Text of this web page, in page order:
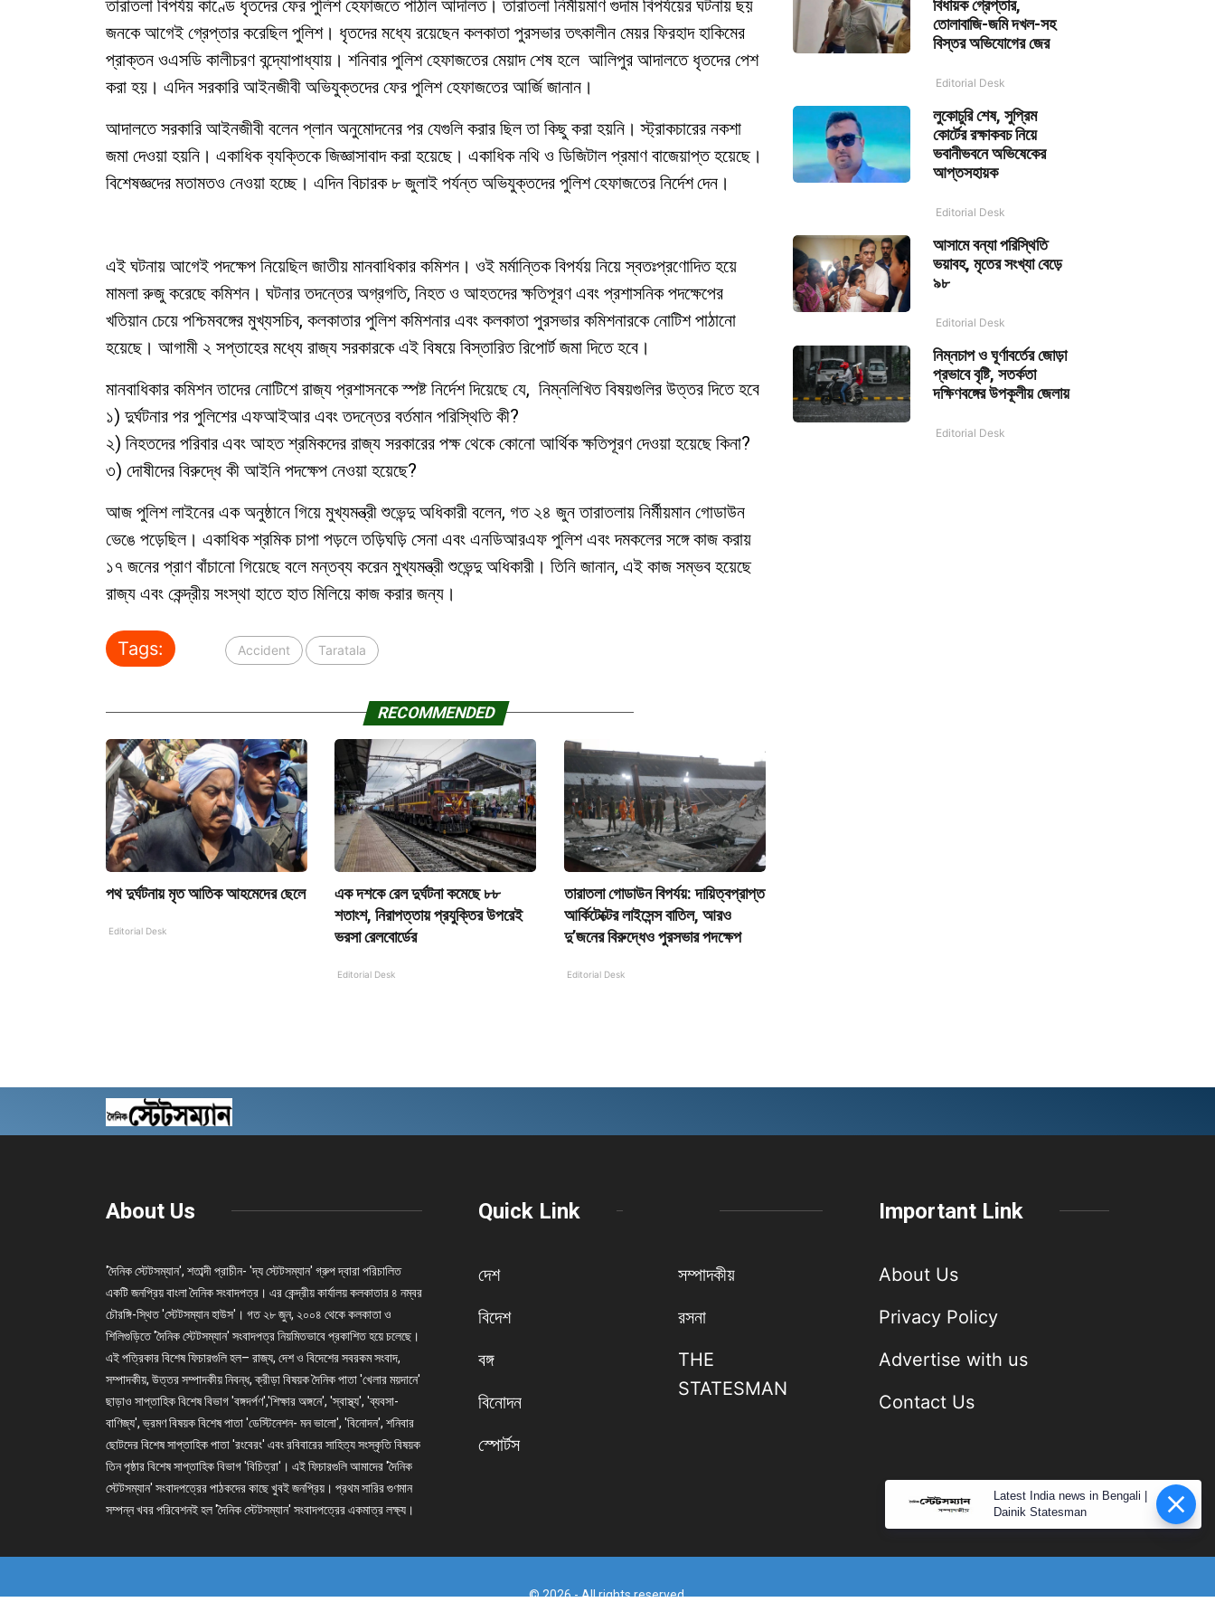
তারাতলা বিপর্যয় কাণ্ডে ধৃতদের ফের পুলিশ হেফাজতে পাঠাল আদালত। তারাতলা নির্মীয়মাণ গুদাম বিপর্যয়ের ঘটনায় ছয়
জনকে আগেই গ্রেপ্তার করেছিল পুলিশ। ধৃতদের মধ্যে রয়েছেন কলকাতা পুরসভার তৎকালীন মেয়র ফিরহাদ হাকিমের
প্রাক্তন ওএসডি কালীচরণ বন্দ্যোপাধ্যায়। শনিবার পুলিশ হেফাজতের মেয়াদ শেষ হলে আলিপুর আদালতে ধৃতদের পেশ
করা হয়। এদিন সরকারি আইনজীবী অভিযুক্তদের ফের পুলিশ হেফাজতের আর্জি জানান।
আদালতে সরকারি আইনজীবী বলেন প্লান অনুমোদনের পর যেগুলি করার ছিল তা কিছু করা হয়নি। স্ট্রাকচারের নকশা
জমা দেওয়া হয়নি। একাধিক ব‌্যক্তিকে জিজ্ঞাসাবাদ করা হয়েছে। একাধিক নথি ও ডিজিটাল প্রমাণ বাজেয়াপ্ত হয়েছে।
বিশেষজ্ঞদের মতামতও নেওয়া হচ্ছে। এদিন বিচারক ৮ জুলাই পর্যন্ত অভিযুক্তদের পুলিশ হেফাজতের নির্দেশ দেন।
এই ঘটনায় আগেই পদক্ষেপ নিয়েছিল জাতীয় মানবাধিকার কমিশন। ওই মর্মান্তিক বিপর্যয় নিয়ে স্বতঃপ্রণোদিত হয়ে
মামলা রুজু করেছে কমিশন। ঘটনার তদন্তের অগ্রগতি, নিহত ও আহতদের ক্ষতিপূরণ এবং প্রশাসনিক পদক্ষেপের
খতিয়ান চেয়ে পশ্চিমবঙ্গের মুখ্যসচিব, কলকাতার পুলিশ কমিশনার এবং কলকাতা পুরসভার কমিশনারকে নোটিশ পাঠানো
হয়েছে। আগামী ২ সপ্তাহের মধ্যে রাজ্য সরকারকে এই বিষয়ে বিস্তারিত রিপোর্ট জমা দিতে হবে।
মানবাধিকার কমিশন তাদের নোটিশে রাজ্য প্রশাসনকে স্পষ্ট নির্দেশ দিয়েছে যে, নিম্নলিখিত বিষয়গুলির উত্তর দিতে হবে
১) দুর্ঘটনার পর পুলিশের এফআইআর এবং তদন্তের বর্তমান পরিস্থিতি কী?
২) নিহতদের পরিবার এবং আহত শ্রমিকদের রাজ্য সরকারের পক্ষ থেকে কোনো আর্থিক ক্ষতিপূরণ দেওয়া হয়েছে কিনা?
৩) দোষীদের বিরুদ্ধে কী আইনি পদক্ষেপ নেওয়া হয়েছে?
আজ পুলিশ লাইনের এক অনুষ্ঠানে গিয়ে মুখ্যমন্ত্রী শুভেন্দু অধিকারী বলেন, গত ২৪ জুন তারাতলায় নির্মীয়মান গোডাউন
ভেঙে পড়েছিল। একাধিক শ্রমিক চাপা পড়লে তড়িঘড়ি সেনা এবং এনডিআরএফ পুলিশ এবং দমকলের সঙ্গে কাজ করায়
১৭ জনের প্রাণ বাঁচানো গিয়েছে বলে মন্তব্য করেন মুখ্যমন্ত্রী শুভেন্দু অধিকারী। তিনি জানান, এই কাজ সম্ভব হয়েছে
রাজ্য এবং কেন্দ্রীয় সংস্থা হাতে হাত মিলিয়ে কাজ করার জন্য।
Tags: Accident Taratala
RECOMMENDED
পথ দুর্ঘটনায় মৃত আতিক আহমেদের ছেলে
Editorial Desk
এক দশকে রেল দুর্ঘটনা কমেছে ৮৮
শতাংশ, নিরাপত্তায় প্রযুক্তির উপরেই
ভরসা রেলবোর্ডের
Editorial Desk
তারাতলা গোডাউন বিপর্যয়: দায়িত্বপ্রাপ্ত
আর্কিটেক্টের লাইসেন্স বাতিল, আরও
দু’জনের বিরুদ্ধেও পুরসভার পদক্ষেপ
Editorial Desk
বিধায়ক গ্রেপ্তার,
তোলাবাজি-জমি দখল-সহ
বিস্তর অভিযোগের জের
Editorial Desk
লুকোচুরি শেষ, সুপ্রিম
কোর্টের রক্ষাকবচ নিয়ে
ভবানীভবনে অভিষেকের
আপ্তসহায়ক
Editorial Desk
আসামে বন্যা পরিস্থিতি
ভয়াবহ, মৃতের সংখ্যা বেড়ে
৯৮
Editorial Desk
নিম্নচাপ ও ঘূর্ণাবর্তের জোড়া
প্রভাবে বৃষ্টি, সতর্কতা
দক্ষিণবঙ্গের উপকূলীয় জেলায়
Editorial Desk
About Us
'দৈনিক স্টেটসম্যান', শতাব্দী প্রাচীন- 'দ্য স্টেটসম্যান' গ্রুপ দ্বারা পরিচালিত
একটি জনপ্রিয় বাংলা দৈনিক সংবাদপত্র। এর কেন্দ্রীয় কার্যালয় কলকাতার ৪ নম্বর
চৌরঙ্গি-স্থিত 'স্টেটসম্যান হাউস'। গত ২৮ জুন, ২০০৪ থেকে কলকাতা ও
শিলিগুড়িতে 'দৈনিক স্টেটসম্যান' সংবাদপত্র নিয়মিতভাবে প্রকাশিত হয়ে চলেছে।
এই পত্রিকার বিশেষ ফিচারগুলি হল– রাজ্য, দেশ ও বিদেশের সবরকম সংবাদ,
সম্পাদকীয়, উত্তর সম্পাদকীয় নিবন্ধ, ক্রীড়া বিষয়ক দৈনিক পাতা 'খেলার ময়দানে'
ছাড়াও সাপ্তাহিক বিশেষ বিভাগ 'বঙ্গদর্পণ','শিক্ষার অঙ্গনে', 'স্বাস্থ্য', 'ব্যবসা-
বাণিজ্য', ভ্রমণ বিষয়ক বিশেষ পাতা 'ডেস্টিনেশন- মন ভালো', 'বিনোদন', শনিবার
ছোটদের বিশেষ সাপ্তাহিক পাতা 'রংবেরং' এবং রবিবারের সাহিত্য সংস্কৃতি বিষয়ক
তিন পৃষ্ঠার বিশেষ সাপ্তাহিক বিভাগ 'বিচিত্রা'। এই ফিচারগুলি আমাদের 'দৈনিক
স্টেটসম্যান' সংবাদপত্রের পাঠকদের কাছে খুবই জনপ্রিয়। প্রথম সারির গুণমান
সম্পন্ন খবর পরিবেশনই হল 'দৈনিক স্টেটসম্যান' সংবাদপত্রের একমাত্র লক্ষ্য।
Quick Link
দেশ
বিদেশ
বঙ্গ
বিনোদন
স্পোর্টস
সম্পাদকীয়
রসনা
THE
STATESMAN
Important Link
About Us
Privacy Policy
Advertise with us
Contact Us
© 2026 - All rights reserved.
Latest India news in Bengali |
Dainik Statesman